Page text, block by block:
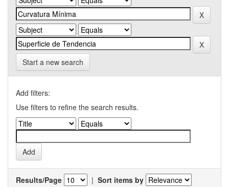
Start a new search
Add filters:
Use filters to refine the search results.
Results/Page | Sort items by